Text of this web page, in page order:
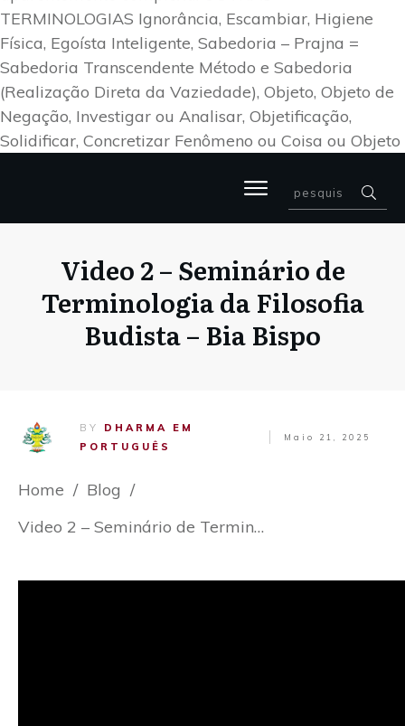
TERMINOLOGIAS Ignorância, Escambiar, Higiene
Física, Egoísta Inteligente, Sabedoria – Prajna =
Sabedoria Transcendente Método e Sabedoria
(Realização Direta da Vaziedade), Objeto, Objeto de
Negação, Investigar ou Analisar, Objetificação,
Solidificar, Concretizar Fenômeno ou Coisa ou Objeto
Video 2 – Seminário de
Terminologia da Filosofia
Budista – Bia Bispo
BY DHARMA EM
PORTUGUÊS
Maio 21, 2025
Home / Blog /
Video 2 – Seminário de Terminologia da Filosofia Budista – Bia Bispo